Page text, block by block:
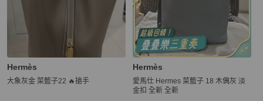
Hermès
大象灰金 菜籃子22 🔥搶手
Hermès
愛馬仕 Hermes 菜籃子 18 木偶灰 淡
金扣 全新 全新